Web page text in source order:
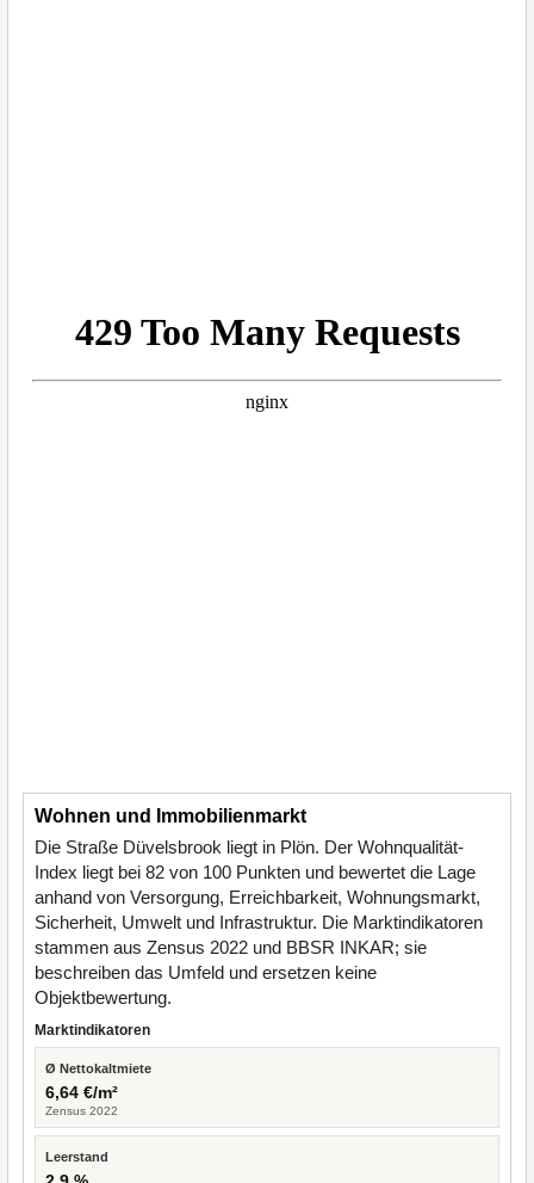
Wohnen und Immobilienmarkt
Die Straße Düvelsbrook liegt in Plön. Der Wohnqualität-
Index liegt bei 82 von 100 Punkten und bewertet die Lage
anhand von Versorgung, Erreichbarkeit, Wohnungsmarkt,
Sicherheit, Umwelt und Infrastruktur. Die Marktindikatoren
stammen aus Zensus 2022 und BBSR INKAR; sie
beschreiben das Umfeld und ersetzen keine
Objektbewertung.
Marktindikatoren
Ø Nettokaltmiete
6,64 €/m²
Zensus 2022
Leerstand